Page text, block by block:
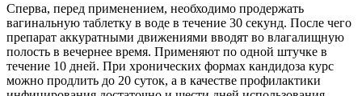
Сперва, перед применением, необходимо продержать
вагинальную таблетку в воде в течение 30 секунд. После чего
препарат аккуратными движениями вводят во влагалищную
полость в вечернее время. Применяют по одной штучке в
течение 10 дней. При хронических формах кандидоза курс
можно продлить до 20 суток, а в качестве профилактики